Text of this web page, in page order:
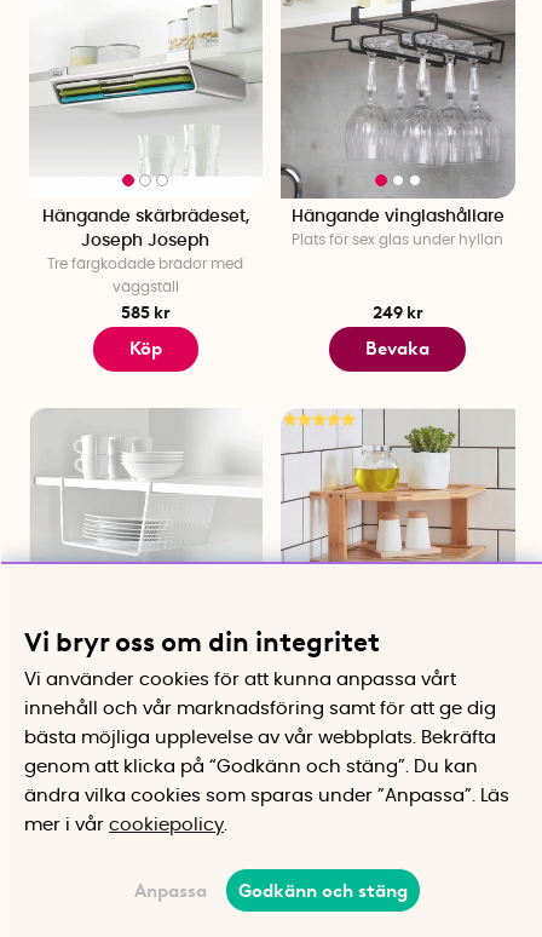
Hängande skärbrädeset,
Joseph Joseph
Tre färgkodade brädor med
väggställ
585 kr
Köp
Hängande vinglashållare
Plats för sex glas under hyllan
249 kr
Bevaka
Hängkorg, Rayen
Skapar extrahylla utan verktyg
279 kr
Köp
Hörnhylla 2 plan i bambu
Tre plan för skåp eller bänk
229 kr
Bevaka
Vi bryr oss om din integritet
Vi använder cookies för att kunna anpassa vårt
innehåll och vår marknadsföring samt för att ge dig
bästa möjliga upplevelse av vår webbplats.
Bekräfta
genom att klicka på “Godkänn och stäng”. Du kan
ändra vilka cookies som sparas under ”Anpassa”.
Läs
mer i vår cookiepolicy
Anpassa Godkänn och stäng